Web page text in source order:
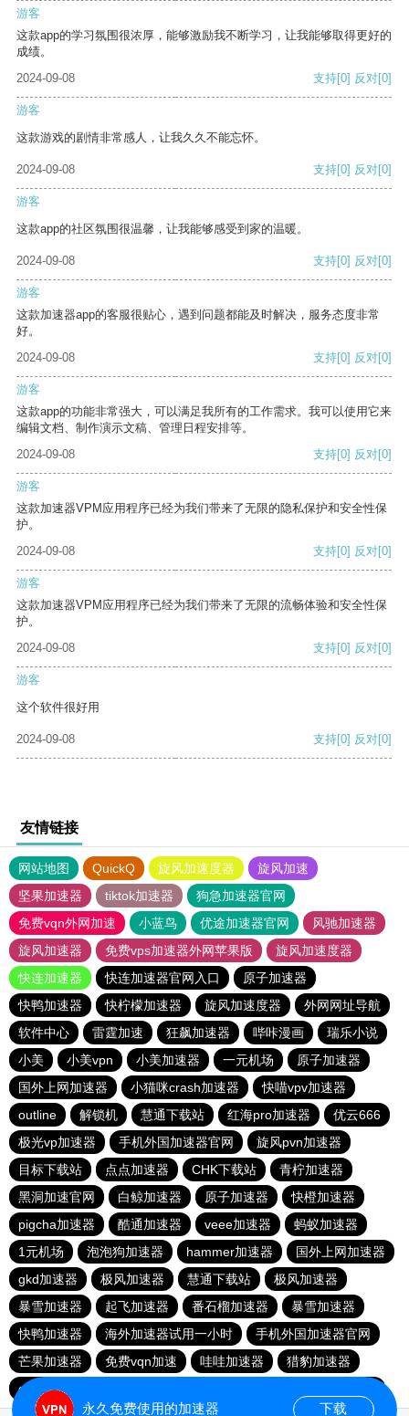
游客
这款app的学习氛围很浓厚，能够激励我不断学习，让我能够取得更好的
成绩。
2024-09-08
支持[0] 反对[0]
游客
这款游戏的剧情非常感人，让我久久不能忘怀。
2024-09-08 支持[0] 反对[0]
游客
这款app的社区氛围很温馨，让我能够感受到家的温暖。
2024-09-08 支持[0] 反对[0]
游客
这款加速器app的客服很贴心，遇到问题都能及时解决，服务态度非常
好。
2024-09-08
支持[0] 反对[0]
游客
这款app的功能非常强大，可以满足我所有的工作需求。我可以使用它来
编辑文档、制作演示文稿、管理日程安排等。
2024-09-08
支持[0] 反对[0]
游客
这款加速器VPM应用程序已经为我们带来了无限的隐私保护和安全性保
护。
2024-09-08
支持[0] 反对[0]
游客
这款加速器VPM应用程序已经为我们带来了无限的流畅体验和安全性保
护。
2024-09-08
支持[0] 反对[0]
游客
这个软件很好用
2024-09-08 支持[0] 反对[0]
友情链接
网站地图 QuickQ 旋风加速度器
旋风加速
坚果加速器
tiktok加速器
狗急加速器官网
免费vqn外网加速
小蓝鸟 优途加速器官网
风驰加速器
旋风加速器
免费vps加速器外网苹果版
旋风加速度器
快连加速器
快连加速器官网入口
原子加速器
快鸭加速器
快柠檬加速器 旋风加速度器
外网网址导航
软件中心
雷霆加速 狂飙加速器 哔咔漫画
瑞乐小说
小美
小美vpn 小美加速器 一元机场
原子加速器
国外上网加速器
小猫咪crash加速器
快喵vpv加速器
outline
解锁机 慧通下载站 红海pro加速器
优云666
极光vp加速器
手机外国加速器官网
旋风pvn加速器
目标下载站
点点加速器 CHK下载站
青柠加速器
黑洞加速官网
白鲸加速器 原子加速器
快橙加速器
pigcha加速器
酷通加速器 veee加速器
蚂蚁加速器
1元机场
泡泡狗加速器 hammer加速器
国外上网加速器
gkd加速器
极风加速器 慧通下载站
极风加速器
暴雪加速器
起飞加速器 番石榴加速器
暴雪加速器
快鸭加速器
海外加速器试用一小时
手机外国加速器官网
芒果加速器
免费vqn加速 哇哇加速器
猎豹加速器
gkd加速器
永久免费使用的加速器 下载